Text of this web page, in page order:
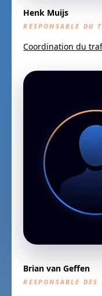
Henk Muijs
RESPONSABLE DU
Coordination du
Brian van Geffen
RESPONSABLE